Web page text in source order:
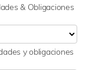
& Obligaciones
y obligaciones